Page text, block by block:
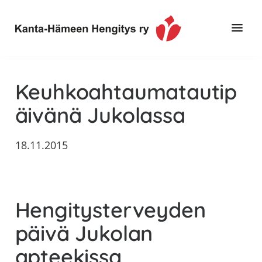
pääsisältöön
ensisijaiseen
alatunnisteeseen
Hämeen
Hengitys
ry
tietoa,
erityisesti
jos
koskettaa
keuhkosairaudet,
huono
sisäilma
tai
Keuhkoahtaumatautip
äivänä Jukolassa
18.11.2015
Hengitysterveyden
päivä Jukolan
apteekissa